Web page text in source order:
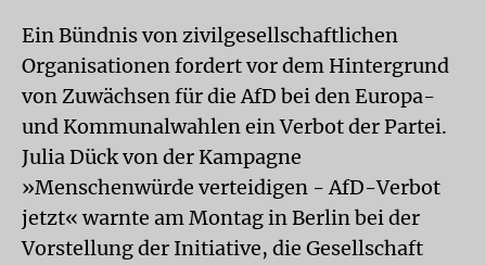
Ein Bündnis von zivilgesellschaftlichen
Organisationen fordert vor dem Hintergrund
von Zuwächsen für die AfD bei den Europa-
und Kommunalwahlen ein Verbot der Partei.
Julia Dück von der Kampagne
»Menschenwürde verteidigen - AfD-Verbot
jetzt« warnte am Montag in Berlin bei der
Vorstellung der Initiative, die Gesellschaft